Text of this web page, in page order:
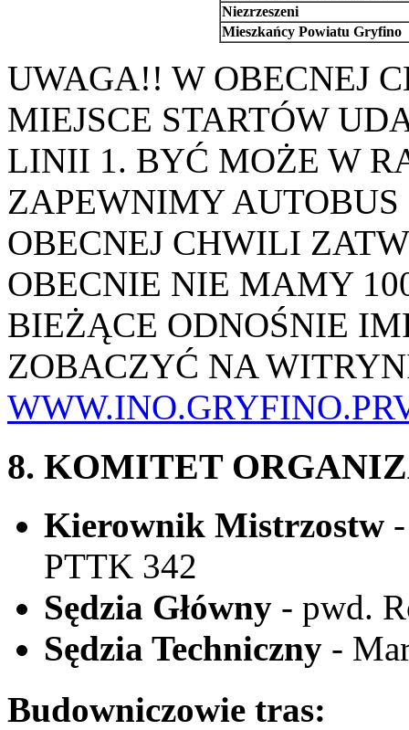
Niezrzeszeni
Mieszkańcy Powiatu Gryfino
UWAGA!! W OBECNEJ
MIEJSCE STARTÓW
LINII 1. BYĆ MOŻE W
ZAPEWNIMY
OBECNEJ CHWILI
OBECNIE NIE MAMY
BIEŻĄCE ODNOŚNIE
ZOBACZYĆ NA
8. KOMITET
Kierownik Mistrzostw
PTTK 342
Sędzia Główny - pwd.
Sędzia Techniczny -
Budowniczowie tras: